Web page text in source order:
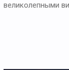
великолепными